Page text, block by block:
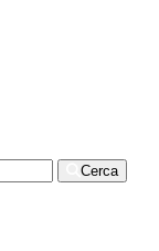
Cerca